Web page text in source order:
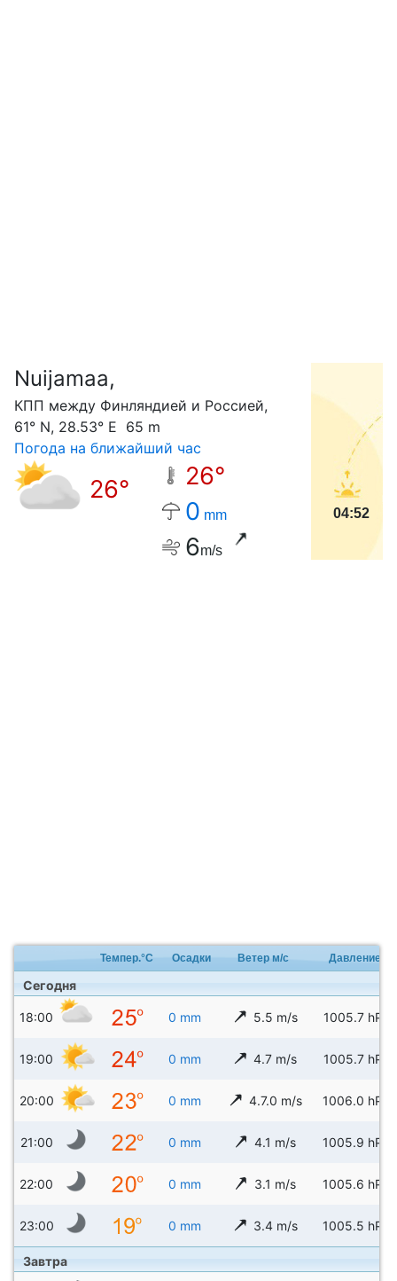
Nuijamaa,
КПП между Финляндией и Россией,
61° N, 28.53° E 65 m
Погода на ближайший час
26°
26°
0 mm
6m/s
04:52
Темпер.°C Осадки Ветер м/с Давление
Сегодня
18:00 0 mm 5.5 m/s 1005.7 hPa
19:00 0 mm 4.7 m/s 1005.7 hPa
20:00 0 mm 4.7.0 m/s 1006.0 hPa
21:00 0 mm 4.1 m/s 1005.9 hPa
22:00 0 mm 3.1 m/s 1005.6 hPa
23:00 0 mm 3.4 m/s 1005.5 hPa
Завтра